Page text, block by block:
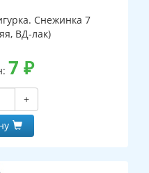
Снежинка 7
ВД-лак)
7 ₽
+